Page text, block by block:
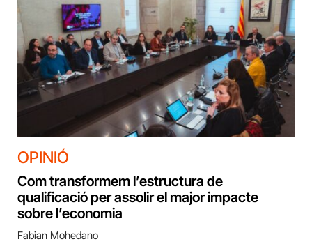
OPINIÓ
Com transformem l’estructura de
qualificació per assolir el major impacte
sobre l’economia
Fabian Mohedano